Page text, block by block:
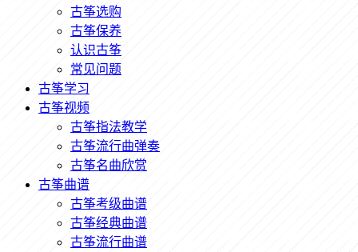
古筝选购
古筝保养
认识古筝
常见问题
古筝学习
古筝视频
古筝指法教学
古筝流行曲弹奏
古筝名曲欣赏
古筝曲谱
古筝考级曲谱
古筝经典曲谱
古筝流行曲谱